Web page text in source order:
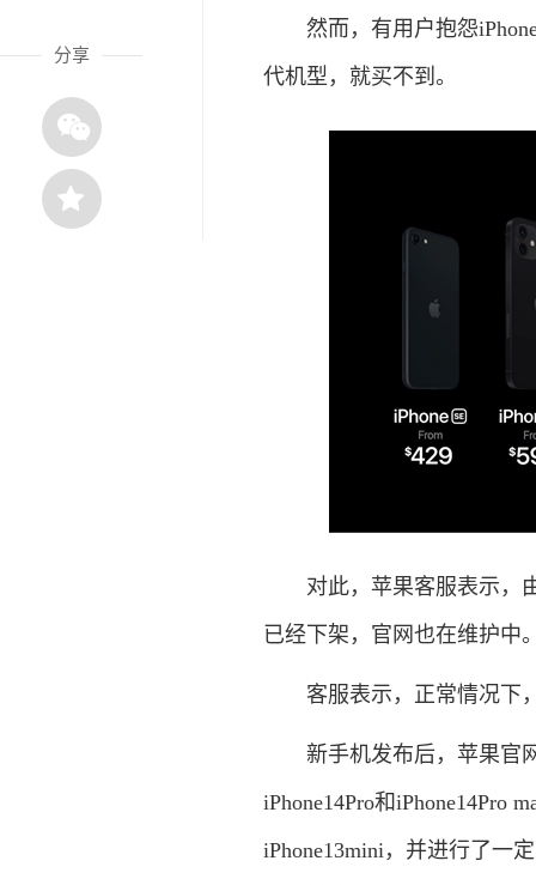
分享
然而，有用户抱怨
代机型，就买不到。
对此，苹果客服表示，由
已经下架，官网也在维护中
客服表示，正常情况下，
新手机发布后，苹果官网
iPhone14Pro和iPhone14Pro
iPhone13mini，并进行了一